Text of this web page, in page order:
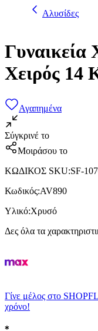
Αλυσίδες
Γυναικεία
Χειρός 14
Αγαπημένα
Σύγκρινέ το
Μοιράσου το
ΚΩΔΙΚΟΣ SKU:SF-
Κωδικός:AV890
Υλικό:Χρυσό
Δες όλα τα
Γίνε μέλος στο
χρόνο!